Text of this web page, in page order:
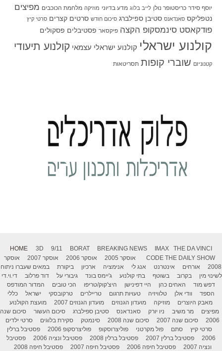
יוסף סידר כריסטופר נולן לייב בלוג מדע בדיוני מוזיקה מלחמת הכוכבים מפיצים
נטפליקס סאנדאנס סטיבן ספילברג סיכום חודש סרטים קצרים סרטי קיץ
פודקאסט סינמסקופ הקצה פיקסאר פסטיבלים פסקולים
קולנוע ישראלי קולנוע ישראלי עצמאי קולנוע תיעודי
קטנוניזם שוברי קופות תסריטאות
HOME 3D 9/11 BORAT BREAKING NEWS IMAX
THE DA VINCI
CODE THE DAILY SHOW אוסקר 2005 אוסקר 2006 אוסקר 2007
אוסקר
2008
אורחים אינטרנט אנג לי אנימציה ארכיון ביקורת
במאים שעברו ניתוח
לשינוי מין
בקרוב בשוטף בתי קולנוע ג'יימס בונד גיבורי על דוד פרלוב
די.וי.די
דפש מוד
האחים כהן היי דפינישן היצ'קוק/טריפו הכי טובים
המדור המודפס
הספד
וודי אלן טלוויזיה טעויות תרגום טריילרים טרקובסקי ישראל
כללי
מאבק היוצרים
מוזיקה מועדון הגנוזים מועדון הגנוזים 2007
מועצת הקולנוע
מפיצים
מר משיב ניו יורק סאנדאנס סטיבן ספילברג סיכום העשור
סיכום שנה
2006
סיכום שנה 2007 סיכום שנה 2008 סינמטק סקירת בלוגים
סרטי ילדים
סרטי קיץ
סתם פול מקרטני פוליצרוסקופ פוליצרסקופ 2006
פסטיבל ברלין
2006
פסטיבל ברלין 2007 פסטיבל ברלין 2008 פסטיבל ונציה 2006
פסטיבל
ונציה 2007
פסטיבל חיפה 2006 פסטיבל חיפה 2007 פסטיבל חיפה 2008